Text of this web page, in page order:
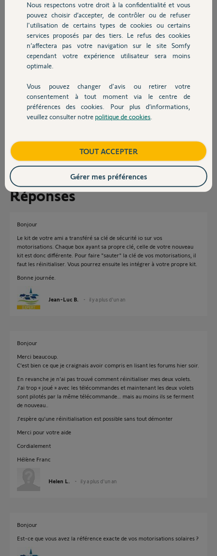
Chauffage
Autres produits
Devis avec un pro
Contact
d.apple
Deux volets roulants solaires IO avec télécommande smoove
Merci par avance pour votre aide
il y a plus d'un an
Participer au fil de discussion
Réponses
Bonjour
Le kit de votre ami a transféré sa clé de sécurité io sur vos
motorisations. Chaque box ayant sa propre clé, celle de votre nouveau
kit est donc différente. Pour faire "sauter" la clé de vos motorisations, il
faut les réinitialiser. Vous pourrez ensuite les intégrer à votre propre kit.
Bonne journée.
Jean-Luc B. il y a plus d'un an
Bonjour
Merci beaucoup.
C’est bien ce que je craignais avoir compris en lisant les forums hier soir.
En revanche je n’ai pas trouvé comment réinitialiser mes deux volets.
J’ai trop « joué » avec les télécommandes et maintenant les deux volets
sont pilotés par la même télécommande… mais au moins ils se ferment
de nouveau..
J’espère qu’une réinitialisation est possible sans tout démonter
Merci pour votre aide
Cordialement
Hélène Franc
Helen L. il y a plus d'un an
Bonjour
Est-ce que vous avez la référence exacte de vos motorisations solaires ?
Nous respectons votre droit à la confidentialité et vous
pouvez choisir d’accepter, de contrôler ou de refuser
l'utilisation de certains types de cookies ou certains
services proposés par des tiers. Le refus des cookies
n’affectera pas votre navigation sur le site Somfy
cependant votre expérience utilisateur sera moins
optimale.
Vous pouvez changer d'avis ou retirer votre
consentement à tout moment via le centre de
préférences des cookies. Pour plus d’informations,
veuillez consulter notre politique de cookies
TOUT ACCEPTER
Gérer mes préférences